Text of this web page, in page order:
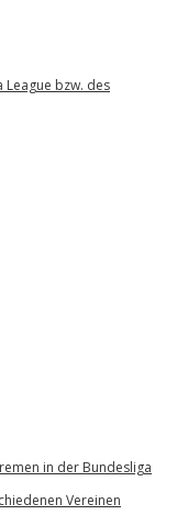
League bzw. des
in der Bundesliga
Vereinen